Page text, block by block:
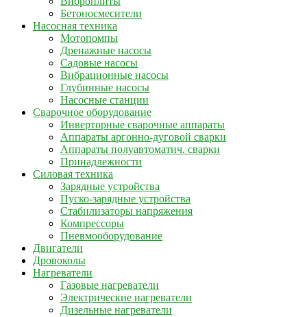
Бетоносмесители
Насосная техника
Мотопомпы
Дренажные насосы
Садовые насосы
Вибрационные насосы
Глубинные насосы
Насосные станции
Сварочное оборудование
Инверторные сварочные аппараты
Аппараты аргонно-дуговой сварки
Аппараты полуавтоматич. сварки
Принадлежности
Силовая техника
Зарядные устройства
Пуско-зарядные устройства
Стабилизаторы напряжения
Компрессоры
Пневмооборудование
Двигатели
Дровоколы
Нагреватели
Газовые нагреватели
Электрические нагреватели
Дизельные нагреватели